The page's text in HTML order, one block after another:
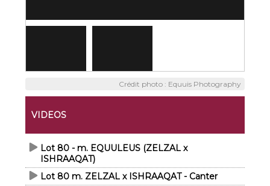
Crédit photo : Equuis Photography
VIDEOS
Lot 80 - m. EQUULEUS (ZELZAL x
ISHRAAQAT)
Lot 80 m. ZELZAL x ISHRAAQAT - Canter